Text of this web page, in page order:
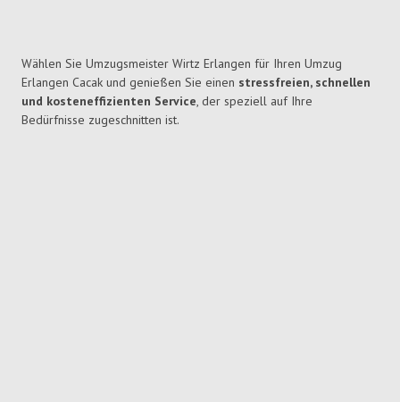
Wählen Sie Umzugsmeister Wirtz Erlangen für Ihren Umzug
Erlangen Cacak und genießen Sie einen stressfreien, schnellen
und kosteneffizienten Service, der speziell auf Ihre
Bedürfnisse zugeschnitten ist.